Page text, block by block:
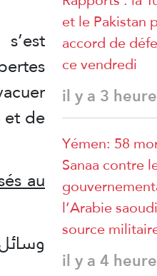
et de
au
et le Pakistan
accord de
ce vendredi
il y a 3
Yémen: 58
Sanaa contre
l’Arabie
source
il y a 4